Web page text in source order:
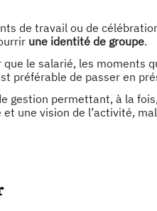
de travail ou de
une identité de groupe.
le salarié, les moments
préférable de passer en
gestion permettant, à la
une vision de l’activité,